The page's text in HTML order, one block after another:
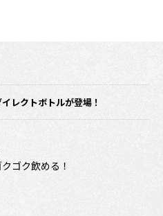
レクトボトルが登場！
ゴク飲める！